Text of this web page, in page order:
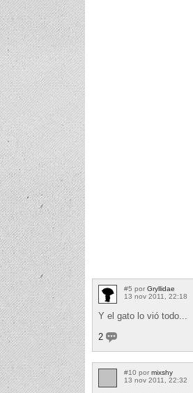
#5 por Gryllidae
13 nov 2011, 22:18
Y el gato lo vió todo...
2
#10 por mixshy
13 nov 2011, 22:32